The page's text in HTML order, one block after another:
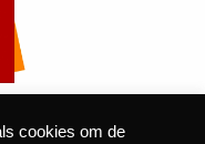
cookies om de